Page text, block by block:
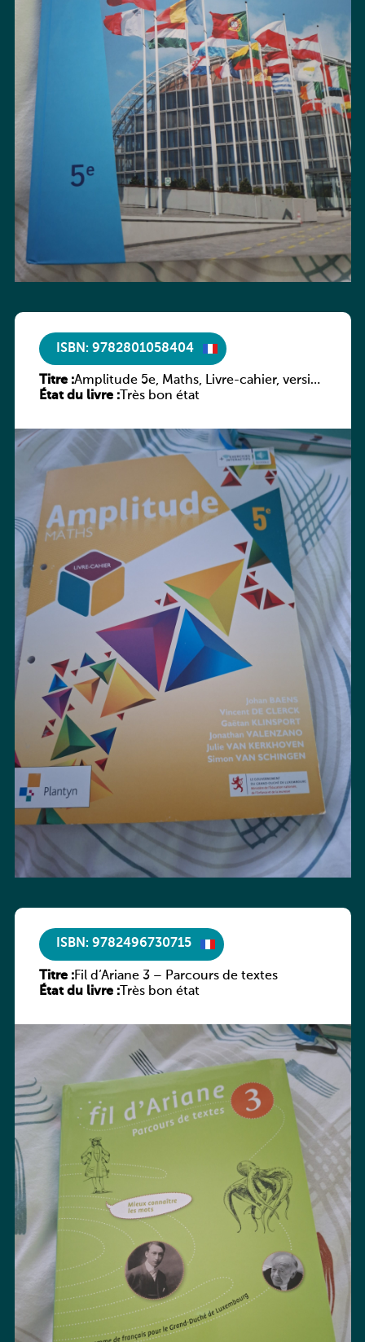
ISBN: 9782801058404
Titre :Amplitude 5e, Maths, Livre-cahier, version
luxembourgeoise
État du livre :Très bon état
ISBN: 9782496730715
Titre :Fil d’Ariane 3 – Parcours de textes
État du livre :Très bon état